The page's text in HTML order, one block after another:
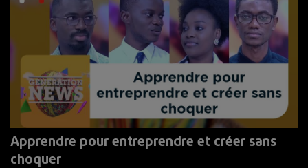
Apprendre pour entreprendre et créer sans
choquer